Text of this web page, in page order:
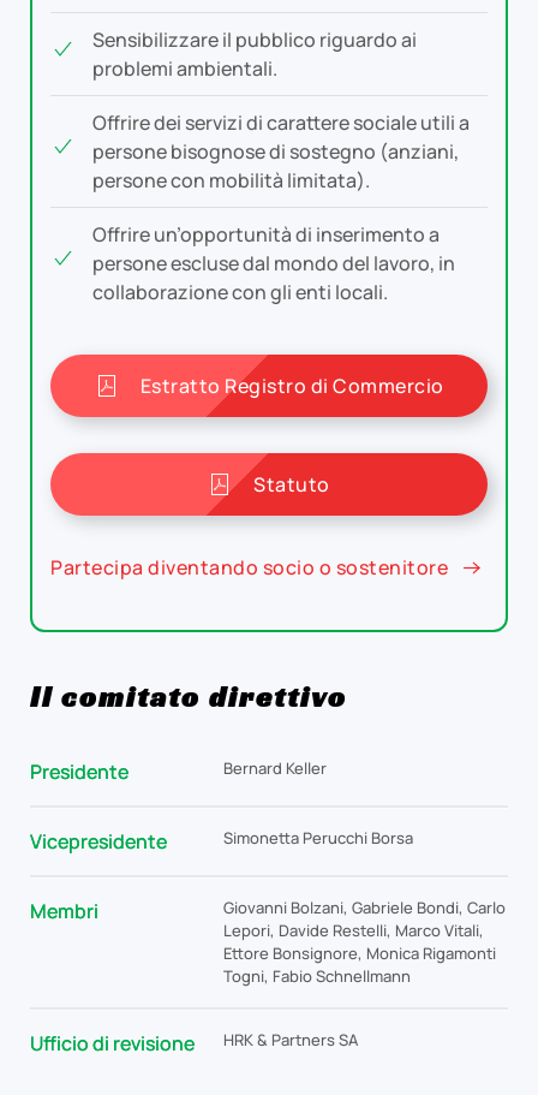
Sensibilizzare il pubblico riguardo ai
problemi ambientali.
Offrire dei servizi di carattere sociale utili a
persone bisognose di sostegno (anziani,
persone con mobilità limitata).
Offrire un’opportunità di inserimento a
persone escluse dal mondo del lavoro, in
collaborazione con gli enti locali.
Estratto Registro di Commercio
Statuto
Partecipa diventando socio o sostenitore
Il comitato direttivo
Presidente Bernard Keller
Vicepresidente Simonetta Perucchi Borsa
Membri
Giovanni Bolzani, Gabriele Bondi, Carlo
Lepori, Davide Restelli, Marco Vitali,
Ettore Bonsignore, Monica Rigamonti
Togni, Fabio Schnellmann
Ufficio di revisione HRK & Partners SA